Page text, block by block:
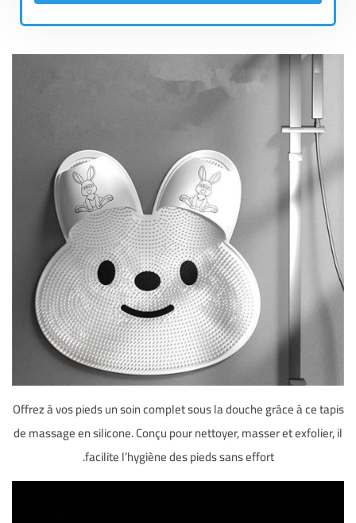
Offrez à vos pieds un soin complet sous la douche grâce à ce tapis
de massage en silicone. Conçu pour nettoyer, masser et exfolier, il
facilite l’hygiène des pieds sans effort.